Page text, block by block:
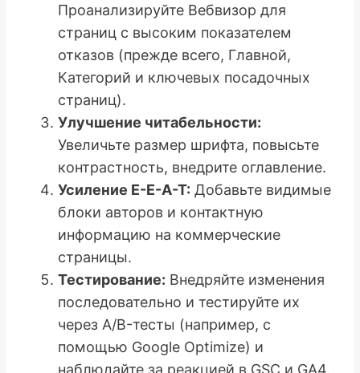
Проанализируйте Вебвизор для
страниц с высоким показателем
отказов (прежде всего, Главной,
Категорий и ключевых посадочных
страниц).
Улучшение читабельности:
Увеличьте размер шрифта, повысьте
контрастность, внедрите оглавление.
Усиление E-E-A-T: Добавьте видимые
блоки авторов и контактную
информацию на коммерческие
страницы.
Тестирование: Внедряйте изменения
последовательно и тестируйте их
через A/B-тесты (например, с
помощью Google Optimize) и